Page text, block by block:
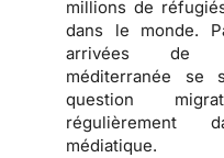
millions de
dans le monde.
arrivées de
méditerranée se
question
régulièrement
médiatique.